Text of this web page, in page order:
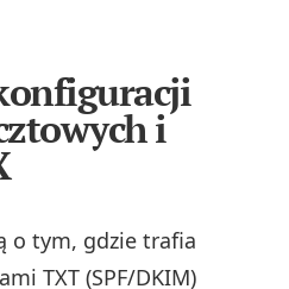
i
o tym, gdzie trafia
TXT (SPF/DKIM)